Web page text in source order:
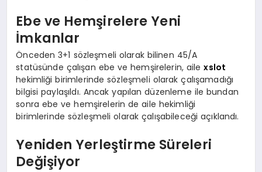
Ebe ve Hemşirelere Yeni
İmkanlar
Önceden 3+1 sözleşmeli olarak bilinen 45/A
statüsünde çalışan ebe ve hemşirelerin, ailexslot
hekimliği birimlerinde sözleşmeli olarak çalışamadığı
bilgisi paylaşıldı. Ancak yapılan düzenleme ile bundan
sonra ebe ve hemşirelerin de aile hekimliği
birimlerinde sözleşmeli olarak çalışabileceği açıklandı.
Yeniden Yerleştirme Süreleri
Değişiyor